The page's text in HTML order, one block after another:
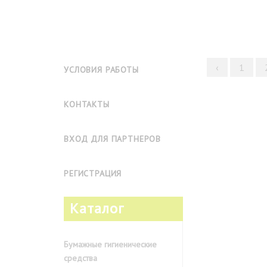
УСЛОВИЯ РАБОТЫ
КОНТАКТЫ
ВХОД ДЛЯ ПАРТНЕРОВ
РЕГИСТРАЦИЯ
Каталог
Бумажные гигиенические
средства
‹ 1